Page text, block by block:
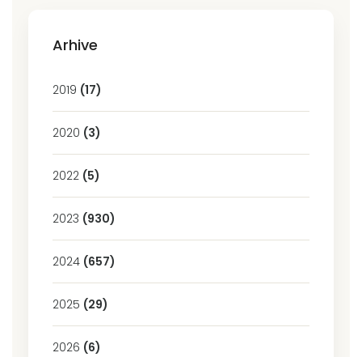
Arhive
2019 (17)
2020 (3)
2022 (5)
2023 (930)
2024 (657)
2025 (29)
2026 (6)